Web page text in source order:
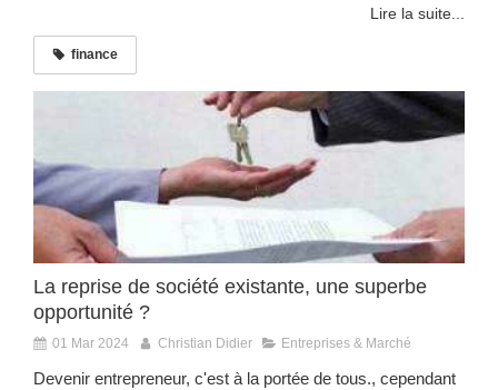
Lire la suite...
finance
La reprise de société existante, une superbe
opportunité ?
01 Mar 2024 Christian Didier Entreprises & Marché
Devenir entrepreneur, c'est à la portée de tous., cependant